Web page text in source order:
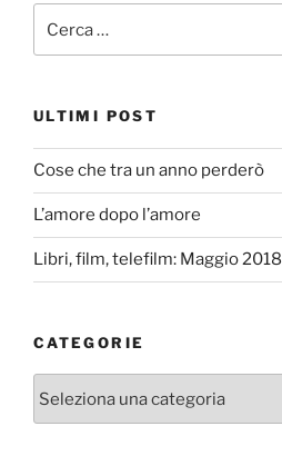
ULTIMI POST
Cose che tra un anno perderò
L’amore dopo l’amore
Libri, film, telefilm: Maggio 2018
CATEGORIE